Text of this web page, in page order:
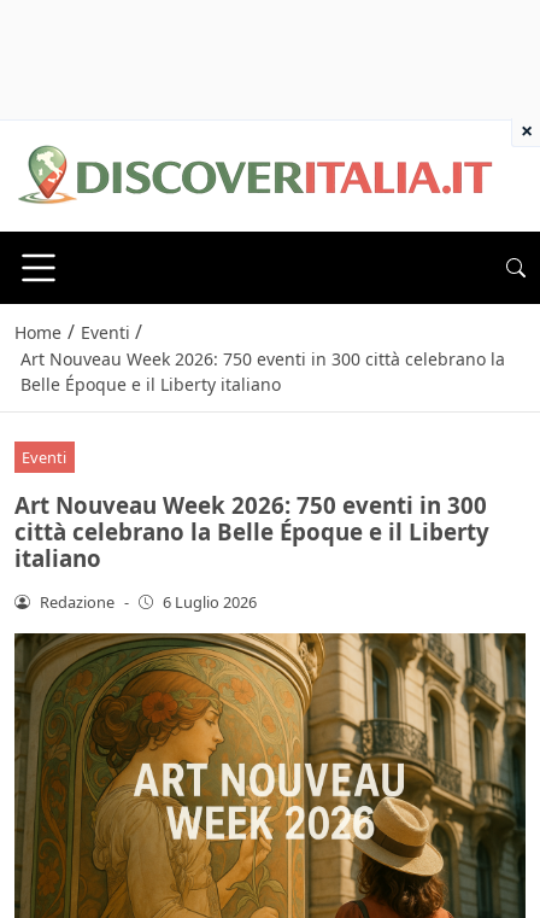
Home / Eventi /
Art Nouveau Week 2026: 750 eventi in 300 città celebrano la
Belle Époque e il Liberty italiano
Eventi
Art Nouveau Week 2026: 750 eventi in 300
città celebrano la Belle Époque e il Liberty
italiano
Redazione - 6 Luglio 2026
×